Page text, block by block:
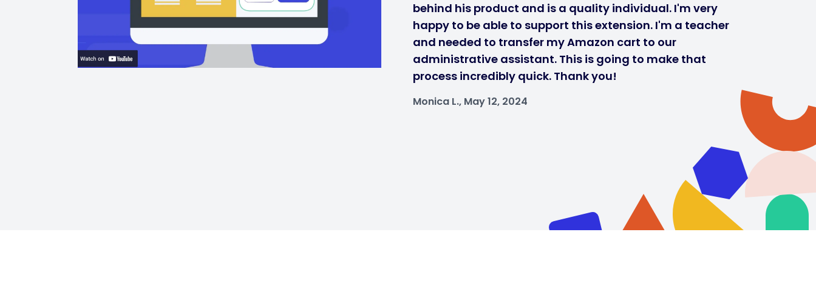
behind his product and is a quality individual. I'm very
happy to be able to support this extension. I'm a teacher
and needed to transfer my Amazon cart to our
administrative assistant. This is going to make that
process incredibly quick. Thank you!
Monica L., May 12, 2024